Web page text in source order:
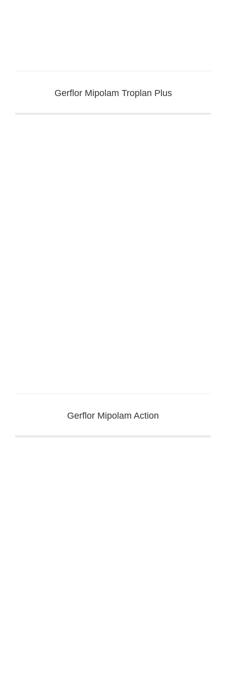
Gerflor Mipolam Troplan Plus
Gerflor Mipolam Action